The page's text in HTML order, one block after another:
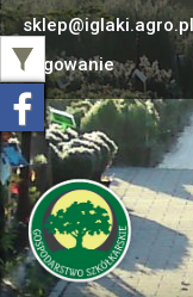
sklep@iglaki.agro.pl
Logowanie